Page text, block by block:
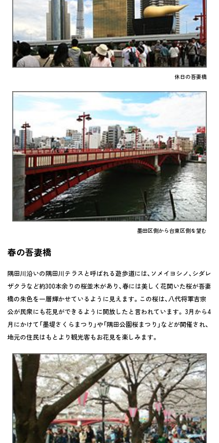
休日の吾妻橋
墨田区側から台東区側を望む
春の吾妻橋
隅田川沿いの隅田川テラスと呼ばれる遊歩道には、ソメイヨシノ、シダレ
ザクラなど約300本余りの桜並木があり、春には美しく花開いた桜が吾妻
橋の朱色を一層輝かせているように見えます。この桜は、八代将軍吉宗
公が民衆にも花見ができるように開放したと言われています。 3月から4
月にかけて「墨堤さくらまつり」や「隅田公園桜まつり」などが開催され、
地元の住民はもとより観光客もお花見を楽しみます。